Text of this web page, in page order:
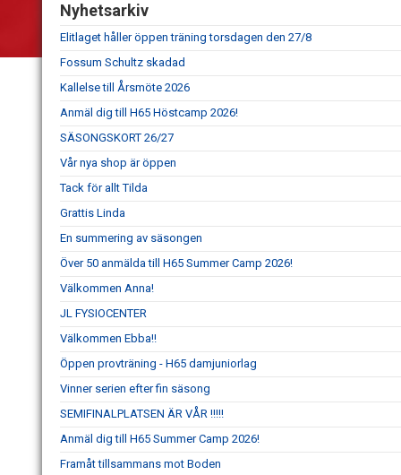
Nyhetsarkiv
Elitlaget håller öppen träning torsdagen den 27/8
Fossum Schultz skadad
Kallelse till Årsmöte 2026
Anmäl dig till H65 Höstcamp 2026!
SÄSONGSKORT 26/27
Vår nya shop är öppen
Tack för allt Tilda
Grattis Linda
En summering av säsongen
Över 50 anmälda till H65 Summer Camp 2026!
Välkommen Anna!
JL FYSIOCENTER
Välkommen Ebba!!
Öppen provträning - H65 damjuniorlag
Vinner serien efter fin säsong
SEMIFINALPLATSEN ÄR VÅR !!!!!
Anmäl dig till H65 Summer Camp 2026!
Framåt tillsammans mot Boden